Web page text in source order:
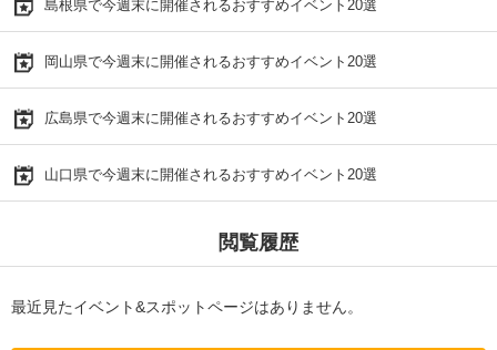
島根県で今週末に開催されるおすすめイベント20選
岡山県で今週末に開催されるおすすめイベント20選
広島県で今週末に開催されるおすすめイベント20選
山口県で今週末に開催されるおすすめイベント20選
閲覧履歴
最近見たイベント&スポットページはありません。